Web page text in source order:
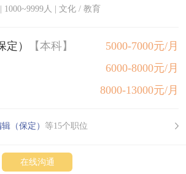
| 1000~9999人 | 文化 / 教育
） 【本科】
5000-7000元/月
6000-8000元/月
8000-13000元/月
（保定） 等15个职位
在线沟通